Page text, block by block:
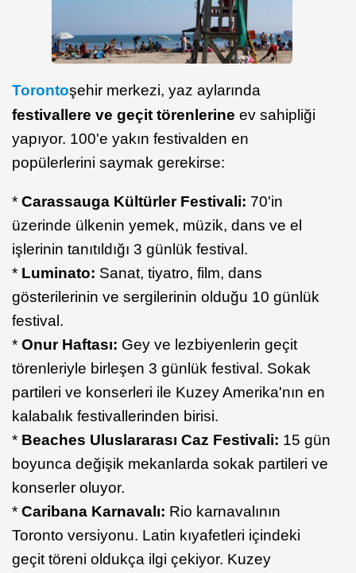
Torontoşehir merkezi, yaz aylarında
festivallere ve geçit törenlerine ev sahipliği
yapıyor. 100'e yakın festivalden en
popülerlerini saymak gerekirse:
* Carassauga Kültürler Festivali: 70'in
üzerinde ülkenin yemek, müzik, dans ve el
işlerinin tanıtıldığı 3 günlük festival.
* Luminato: Sanat, tiyatro, film, dans
gösterilerinin ve sergilerinin olduğu 10 günlük
festival.
* Onur Haftası: Gey ve lezbiyenlerin geçit
törenleriyle birleşen 3 günlük festival. Sokak
partileri ve konserleri ile Kuzey Amerika'nın en
kalabalık festivallerinden birisi.
* Beaches Uluslararası Caz Festivali: 15 gün
boyunca değişik mekanlarda sokak partileri ve
konserler oluyor.
* Caribana Karnavalı: Rio karnavalının
Toronto versiyonu. Latin kıyafetleri içindeki
geçit töreni oldukça ilgi çekiyor. Kuzey